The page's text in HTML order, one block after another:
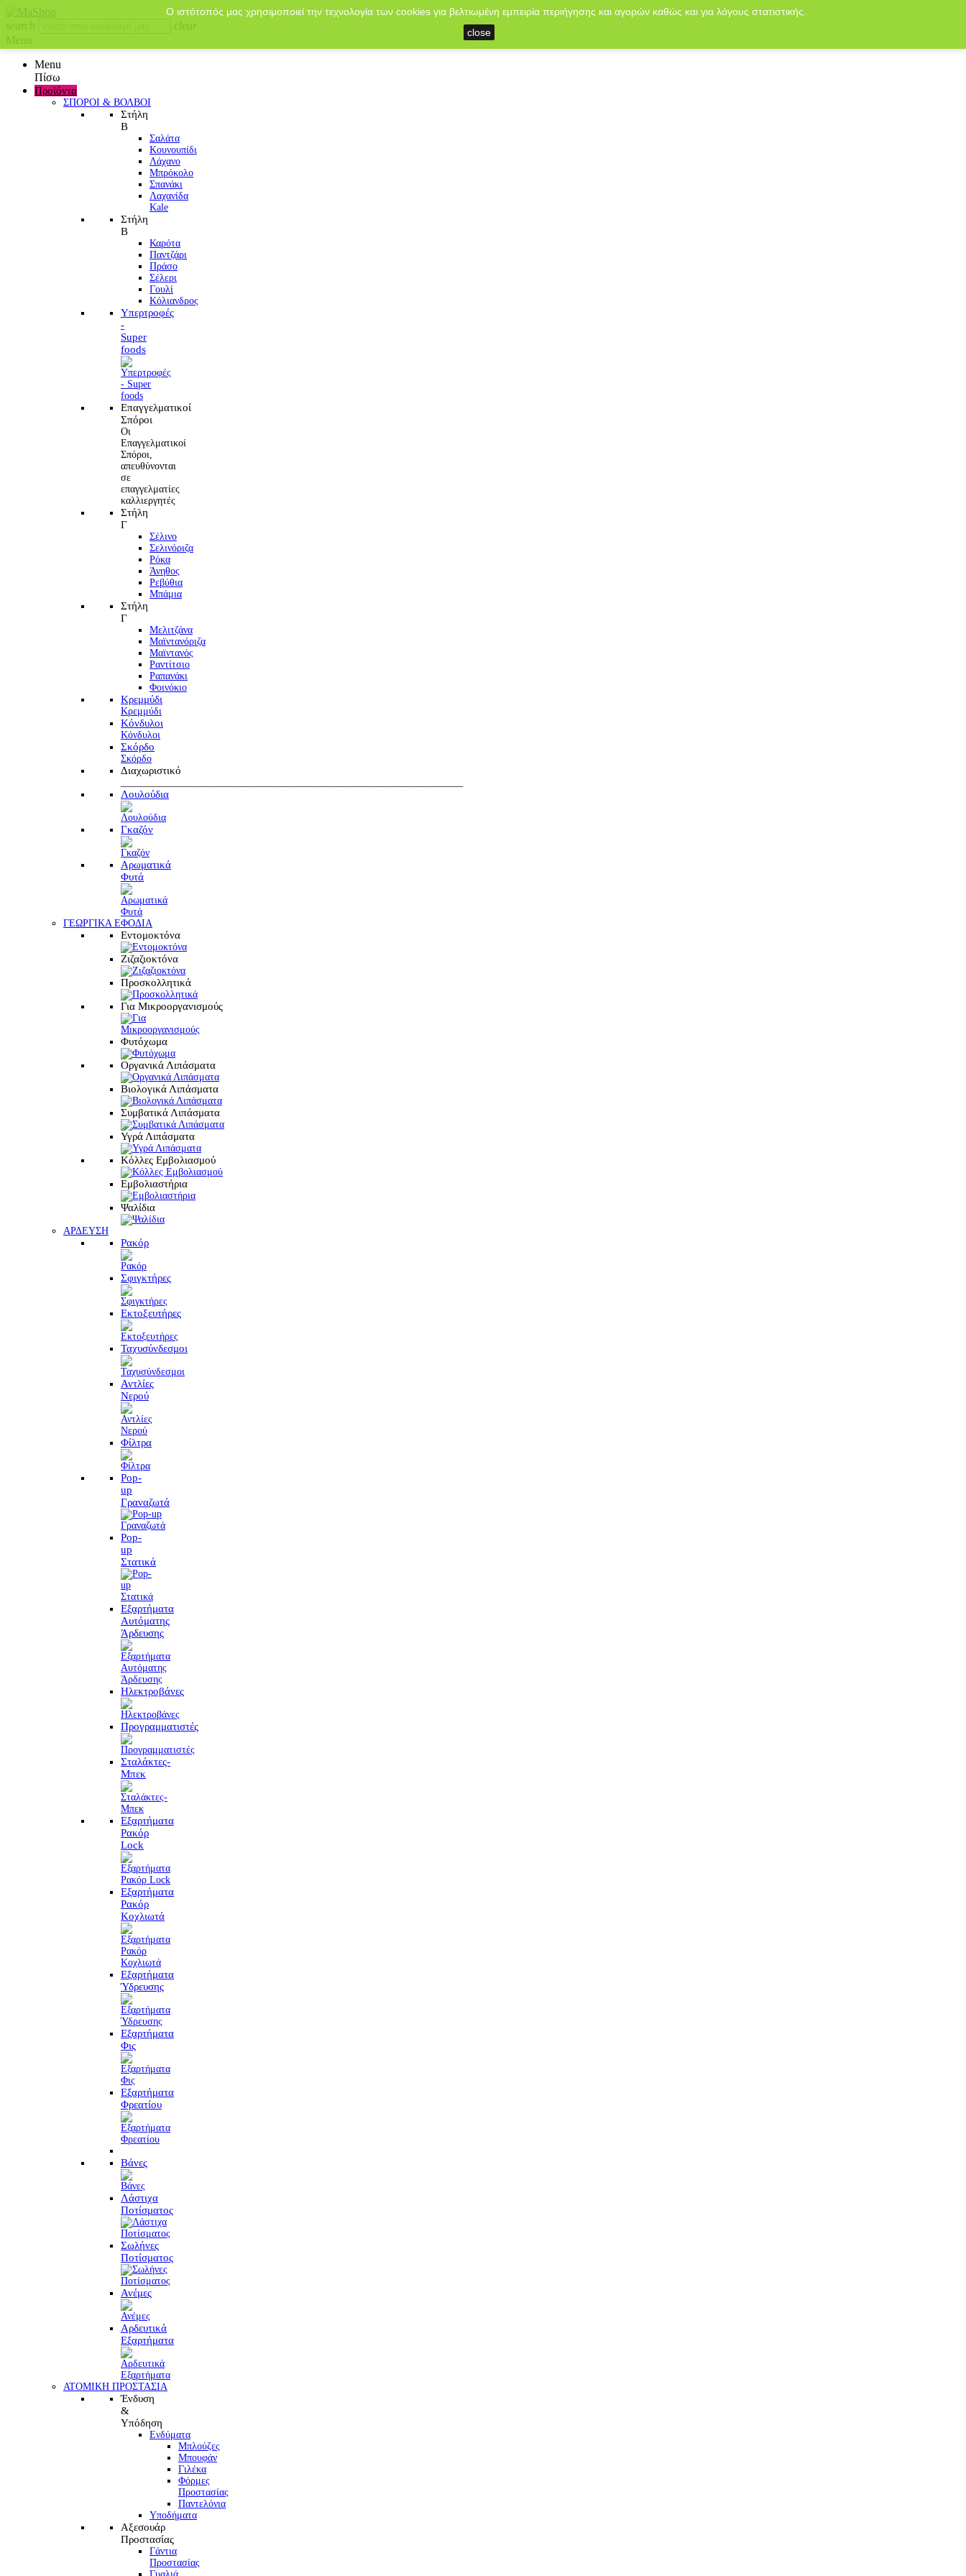
search
clear
Menu
Menu
Πίσω
Προϊόντα
ΣΠΟΡΟΙ & ΒΟΛΒΟΙ
Στήλη
Β
Σαλάτα
Κουνουπίδι
Λάχανο
Μπρόκολο
Σπανάκι
Λαχανίδα
Kale
Στήλη
Β
Καρότα
Παντζάρι
Πράσο
Σέλερι
Γουλί
Κόλιανδρος
Υπερτροφές
-
Super
foods
Επαγγελματικοί
Σπόροι
Οι
Επαγγελματικοί
Σπόροι,
απευθύνονται
σε
επαγγελματίες
καλλιεργητές
Στήλη
Γ
Σέλινο
Σελινόριζα
Ρόκα
Άνηθος
Ρεβύθια
Μπάμια
Στήλη
Γ
Μελιτζάνα
Μαϊντανόριζα
Μαϊντανός
Ραντίτσιο
Ραπανάκι
Φοινόκιο
Κρεμμύδι
Κρεμμύδι
Κόνδυλοι
Κόνδυλοι
Σκόρδο
Σκόρδο
Διαχωριστικό
Λουλούδια
Γκαζόν
Αρωματικά
Φυτά
ΓΕΩΡΓΙΚΑ ΕΦΟΔΙΑ
Εντομοκτόνα
Ζιζαζιοκτόνα
Προσκολλητικά
Για Μικροοργανισμούς
Φυτόχωμα
Οργανικά Λιπάσματα
Βιολογικά Λιπάσματα
Συμβατικά Λιπάσματα
Υγρά Λιπάσματα
Κόλλες Εμβολιασμού
Εμβολιαστήρια
Ψαλίδια
ΑΡΔΕΥΣΗ
Ρακόρ
Σφιγκτήρες
Εκτοξευτήρες
Ταχυσύνδεσμοι
Αντλίες
Νερού
Φίλτρα
Pop-
up
Γραναζωτά
Pop-
up
Στατικά
Εξαρτήματα
Αυτόματης
Άρδευσης
Ηλεκτροβάνες
Προγραμματιστές
Σταλάκτες-
Μπεκ
Εξαρτήματα
Ρακόρ
Lock
Εξαρτήματα
Ρακόρ
Κοχλιωτά
Εξαρτήματα
Ύδρευσης
Εξαρτήματα
Φις
Εξαρτήματα
Φρεατίου
Βάνες
Λάστιχα
Ποτίσματος
Σωλήνες
Ποτίσματος
Ανέμες
Αρδευτικά
Εξαρτήματα
ΑΤΟΜΙΚΗ ΠΡΟΣΤΑΣΙΑ
Ένδυση
&
Υπόδηση
Ενδύματα
Μπλούζες
Μπουφάν
Γιλέκα
Φόρμες
Προστασίας
Παντελόνια
Υποδήματα
Αξεσουάρ
Προστασίας
Γάντια
Προστασίας
Ο ιστότοπός μας χρησιμοποιεί την τεχνολογία των cookies για βελτιωμένη εμπειρία περιήγησης και αγορών καθώς και για λόγους στατιστικής.
close